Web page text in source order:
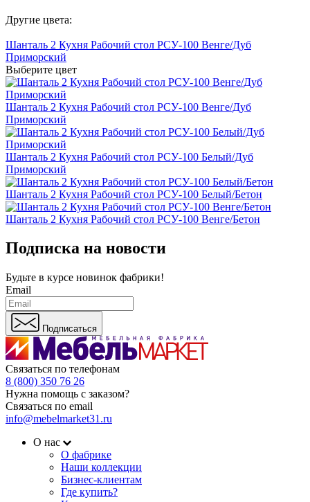
Другие цвета:
Шанталь 2 Кухня Рабочий стол РСУ-100 Венге/Дуб
Приморский
Выберите цвет
Шанталь 2 Кухня Рабочий стол РСУ-100 Венге/Дуб
Приморский
Шанталь 2 Кухня Рабочий стол РСУ-100 Белый/Дуб
Приморский
Шанталь 2 Кухня Рабочий стол РСУ-100 Белый/Бетон
Шанталь 2 Кухня Рабочий стол РСУ-100 Венге/Бетон
Подписка на новости
Будьте в курсе новинок фабрики!
Email
Подписаться
Связаться по телефонам
8 (800) 350 76 26
Нужна помощь с заказом?
Связаться по email
info@mebelmarket31.ru
О нас
О фабрике
Наши коллекции
Бизнес-клиентам
Где купить?